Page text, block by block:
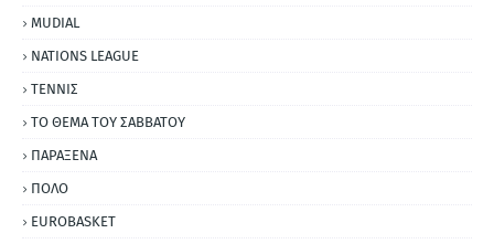
MUDIAL
NATIONS LEAGUE
ΤΕΝΝΙΣ
ΤΟ ΘΕΜΑ ΤΟΥ ΣΑΒΒΑΤΟΥ
ΠΑΡΑΞΕΝΑ
ΠΟΛΟ
EUROBASKET